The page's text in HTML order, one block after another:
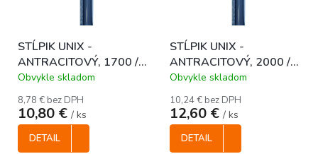
d
u
k
o
v
STĹPIK UNIX -
ANTRACITOVÝ, 1700 /
48 mm
Obvykle skladom
8,78 € bez DPH
10,80 € / ks
DETAIL
STĹPIK UNIX -
ANTRACITOVÝ, 2000 /
48 mm
Obvykle skladom
10,24 € bez DPH
12,60 € / ks
DETAIL